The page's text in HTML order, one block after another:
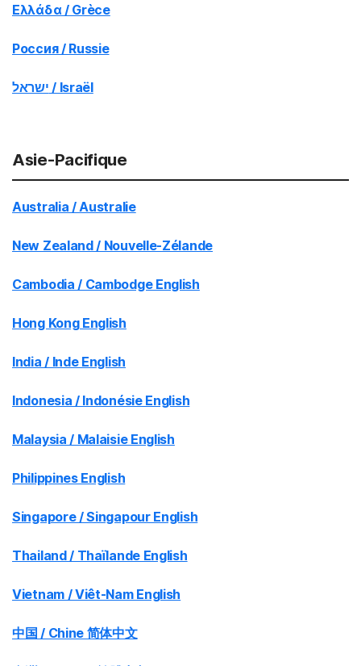
Ελλάδα / Grèce
Россия / Russie
ישראל / Israël
Asie-Pacifique
Australia / Australie
New Zealand / Nouvelle-Zélande
Cambodia / Cambodge English
Hong Kong English
India / Inde English
Indonesia / Indonésie English
Malaysia / Malaisie English
Philippines English
Singapore / Singapour English
Thailand / Thaïlande English
Vietnam / Viêt-Nam English
中国 / Chine 简体中文